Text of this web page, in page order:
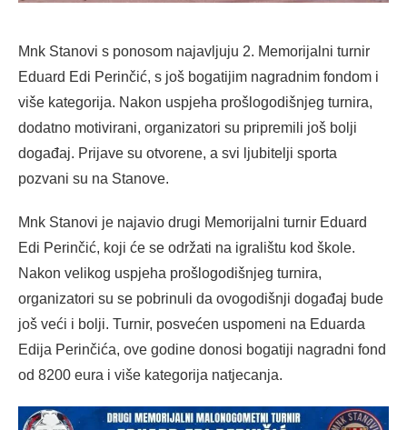
Mnk Stanovi s ponosom najavljuju 2. Memorijalni turnir
Eduard Edi Perinčić, s još bogatijim nagradnim fondom i
više kategorija. Nakon uspjeha prošlogodišnjeg turnira,
dodatno motivirani, organizatori su pripremili još bolji
događaj. Prijave su otvorene, a svi ljubitelji sporta
pozvani su na Stanove.
Mnk Stanovi je najavio drugi Memorijalni turnir Eduard
Edi Perinčić, koji će se održati na igralištu kod škole.
Nakon velikog uspjeha prošlogodišnjeg turnira,
organizatori su se pobrinuli da ovogodišnji događaj bude
još veći i bolji. Turnir, posvećen uspomeni na Eduarda
Edija Perinčića, ove godine donosi bogatiji nagradni fond
od 8200 eura i više kategorija natjecanja.